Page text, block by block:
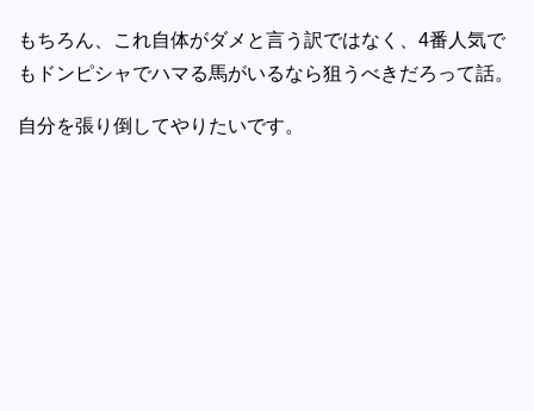
もちろん、これ自体がダメと言う訳ではなく、4番人気で
もドンピシャでハマる馬がいるなら狙うべきだろって話。
自分を張り倒してやりたいです。